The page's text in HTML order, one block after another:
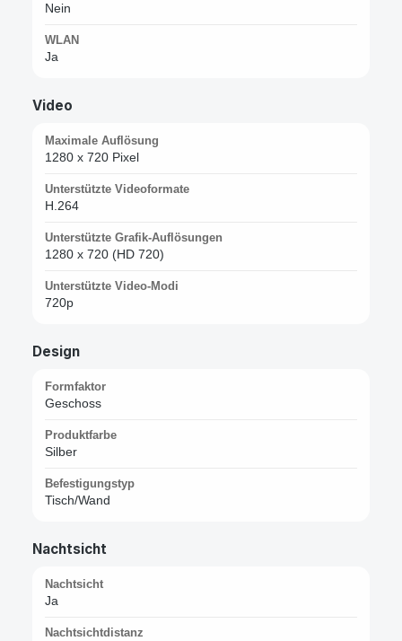
Nein
WLAN
Ja
Video
Maximale Auflösung
1280 x 720 Pixel
Unterstützte Videoformate
H.264
Unterstützte Grafik-Auflösungen
1280 x 720 (HD 720)
Unterstützte Video-Modi
720p
Design
Formfaktor
Geschoss
Produktfarbe
Silber
Befestigungstyp
Tisch/Wand
Nachtsicht
Nachtsicht
Ja
Nachtsichtdistanz